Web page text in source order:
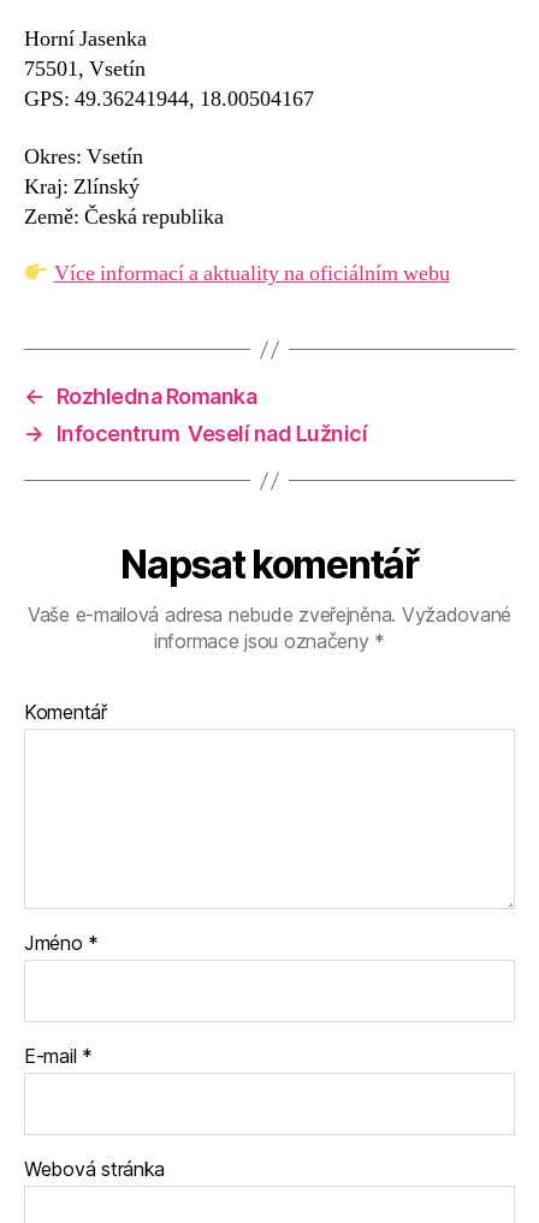
Horní Jasenka
75501, Vsetín
GPS: 49.36241944, 18.00504167
Okres: Vsetín
Kraj: Zlínský
Země: Česká republika
Více informací a aktuality na oficiálním webu
←
Rozhledna Romanka
→
Infocentrum Veselí nad Lužnicí
Napsat komentář
Vaše e-mailová adresa nebude zveřejněna. Vyžadované
informace jsou označeny *
Komentář
Jméno *
E-mail *
Webová stránka